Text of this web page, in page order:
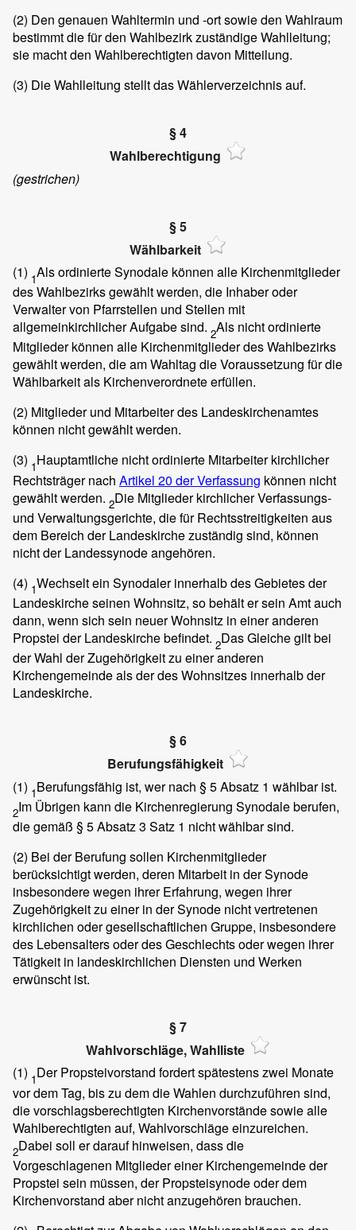
(2) Den genauen Wahltermin und -ort sowie den Wahlraum
bestimmt die für den Wahlbezirk zuständige Wahlleitung;
sie macht den Wahlberechtigten davon Mitteilung.
(3) Die Wahlleitung stellt das Wählerverzeichnis auf.
§ 4
Wahlberechtigung
(gestrichen)
§ 5
Wählbarkeit
(1) 1Als ordinierte Synodale können alle Kirchenmitglieder
des Wahlbezirks gewählt werden, die Inhaber oder
Verwalter von Pfarrstellen und Stellen mit
allgemeinkirchlicher Aufgabe sind. 2Als nicht ordinierte
Mitglieder können alle Kirchenmitglieder des Wahlbezirks
gewählt werden, die am Wahltag die Voraussetzung für die
Wählbarkeit als Kirchenverordnete erfüllen.
(2) Mitglieder und Mitarbeiter des Landeskirchenamtes
können nicht gewählt werden.
(3) 1Hauptamtliche nicht ordinierte Mitarbeiter kirchlicher
Rechtsträger nach Artikel 20 der Verfassung können nicht
gewählt werden. 2Die Mitglieder kirchlicher Verfassungs-
und Verwaltungsgerichte, die für Rechtsstreitigkeiten aus
dem Bereich der Landeskirche zuständig sind, können
nicht der Landessynode angehören.
(4) 1Wechselt ein Synodaler innerhalb des Gebietes der
Landeskirche seinen Wohnsitz, so behält er sein Amt auch
dann, wenn sich sein neuer Wohnsitz in einer anderen
Propstei der Landeskirche befindet. 2Das Gleiche gilt bei
der Wahl der Zugehörigkeit zu einer anderen
Kirchengemeinde als der des Wohnsitzes innerhalb der
Landeskirche.
§ 6
Berufungsfähigkeit
(1) 1Berufungsfähig ist, wer nach § 5 Absatz 1 wählbar ist.
2Im Übrigen kann die Kirchenregierung Synodale berufen,
die gemäß § 5 Absatz 3 Satz 1 nicht wählbar sind.
(2) Bei der Berufung sollen Kirchenmitglieder
berücksichtigt werden, deren Mitarbeit in der Synode
insbesondere wegen ihrer Erfahrung, wegen ihrer
Zugehörigkeit zu einer in der Synode nicht vertretenen
kirchlichen oder gesellschaftlichen Gruppe, insbesondere
des Lebensalters oder des Geschlechts oder wegen ihrer
Tätigkeit in landeskirchlichen Diensten und Werken
erwünscht ist.
§ 7
Wahlvorschläge, Wahlliste
(1) 1Der Propsteivorstand fordert spätestens zwei Monate
vor dem Tag, bis zu dem die Wahlen durchzuführen sind,
die vorschlagsberechtigten Kirchenvorstände sowie alle
Wahlberechtigten auf, Wahlvorschläge einzureichen.
2Dabei soll er darauf hinweisen, dass die
Vorgeschlagenen Mitglieder einer Kirchengemeinde der
Propstei sein müssen, der Propsteisynode oder dem
Kirchenvorstand aber nicht anzugehören brauchen.